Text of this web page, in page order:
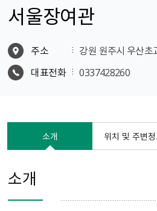
서울장여관
주소
강원 원주시 우산초
대표전화
0337428260
소개 위치 및 주변
소개